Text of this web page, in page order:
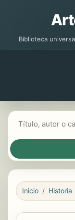
Biblioteca
Inicio Historia